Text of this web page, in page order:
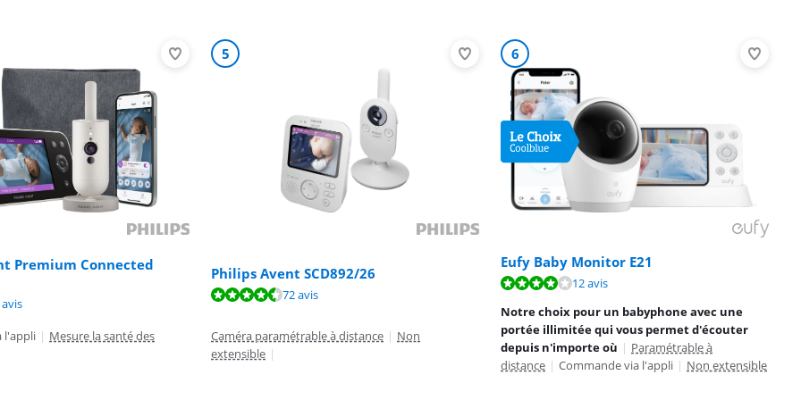
Premium Connected
sur 10, basée sur 3 avis.
l'appli | Mesure la santé des
5
Philips Avent SCD892/26
sur 10, basée sur 72 avis. 72 avis
Caméra paramétrable à distance | Non
extensible |
6
Eufy Baby Monitor E21
sur 10, basée sur 12 avis.
12 avis
Notre choix pour un babyphone avec une
portée illimitée qui vous permet d'écouter
depuis n'importe où | Paramétrable à
distance | Commande via l'appli | Non extensible